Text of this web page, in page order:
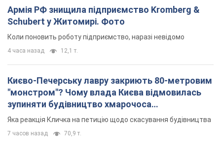
Армія РФ знищила підприємство Kromberg &
Schubert у Житомирі. Фото
Коли поновить роботу підприємство, наразі невідомо
4 часа назад 12,1 т.
Києво-Печерську лавру закриють 80-метровим
"монстром"? Чому влада Києва відмовилась
зупиняти будівництво хмарочоса
"московського вірянина"
Яка реакція Кличка на петицію щодо скасування будівництва
7 часов назад 70,9 т.